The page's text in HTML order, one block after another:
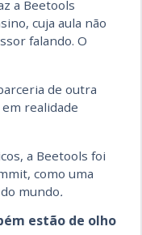
a Beetools
cuja aula não
falando. O
de outra
realidade
a Beetools foi
como uma
mundo.
estão de olho